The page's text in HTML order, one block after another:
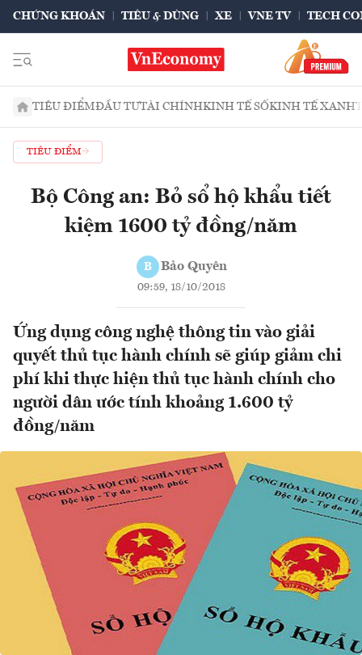
CHỨNG KHOÁN TIÊU & DÙNG XE VNE TV TECH
TIÊU ĐIỂMĐẦU TƯTÀI CHÍNHKINH TẾ SỐKINH TẾ XANH
TIÊU ĐIỂM
Bộ Công an: Bỏ sổ hộ khẩu tiết
kiệm 1600 tỷ đồng/năm
B Bảo Quyên
09:59, 18/10/2018
Ứng dụng công nghệ thông tin vào giải
quyết thủ tục hành chính sẽ giúp giảm chi
phí khi thực hiện thủ tục hành chính cho
người dân ước tính khoảng 1.600 tỷ
đồng/năm